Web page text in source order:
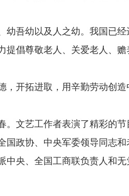
吾幼以及人之幼。我国已经
倡尊敬老人、关爱老人、
开拓进取，用辛勤劳动创造
文艺工作者表演了精彩的节
政协、中央军委领导同志和
央、全国工商联负责人和无